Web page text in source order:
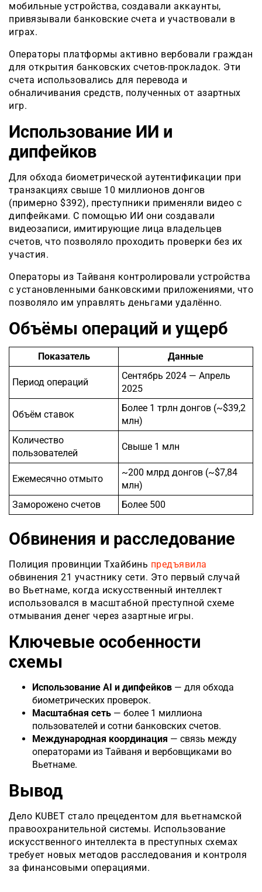
мобильные устройства, создавали аккаунты,
привязывали банковские счета и участвовали в
играх.
Операторы платформы активно вербовали граждан
для открытия банковских счетов-прокладок. Эти
счета использовались для перевода и
обналичивания средств, полученных от азартных
игр.
Использование ИИ и
дипфейков
Для обхода биометрической аутентификации при
транзакциях свыше 10 миллионов донгов
(примерно $392), преступники применяли видео с
дипфейками. С помощью ИИ они создавали
видеозаписи, имитирующие лица владельцев
счетов, что позволяло проходить проверки без их
участия.
Операторы из Тайваня контролировали устройства
с установленными банковскими приложениями, что
позволяло им управлять деньгами удалённо.
Объёмы операций и ущерб
Показатель Данные
Период операций
Сентябрь 2024 — Апрель
2025
Объём ставок
Более 1 трлн донгов (~$39,2
млн)
Количество
пользователей
Свыше 1 млн
Ежемесячно отмыто
~200 млрд донгов (~$7,84
млн)
Заморожено счетов
Более 500
Обвинения и расследование
Полиция провинции Тхайбинь предъявила
обвинения 21 участнику сети. Это первый случай
во Вьетнаме, когда искусственный интеллект
использовался в масштабной преступной схеме
отмывания денег через азартные игры.
Ключевые особенности
схемы
Использование AI и дипфейков — для обхода
биометрических проверок.
Масштабная сеть — более 1 миллиона
пользователей и сотни банковских счетов.
Международная координация — связь между
операторами из Тайваня и вербовщиками во
Вьетнаме.
Вывод
Дело KUBET стало прецедентом для вьетнамской
правоохранительной системы. Использование
искусственного интеллекта в преступных схемах
требует новых методов расследования и контроля
за финансовыми операциями.